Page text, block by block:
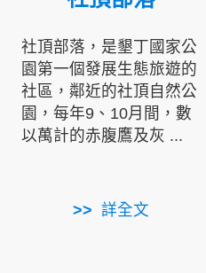
社頂部落，是墾丁國家公
園第一個發展生態旅遊的
社區，鄰近的社頂自然公
園，每年9、10月間，數
以萬計的赤腹鷹及灰 ...
詳全文